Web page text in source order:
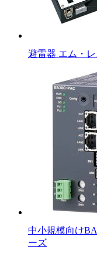
避雷器 エム・
中小規模向け
ーズ